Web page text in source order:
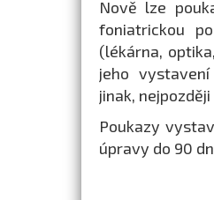
Nově lze
foniatrickou
(lékárna,
jeho
jinak,
Poukazy
úpravy do 90